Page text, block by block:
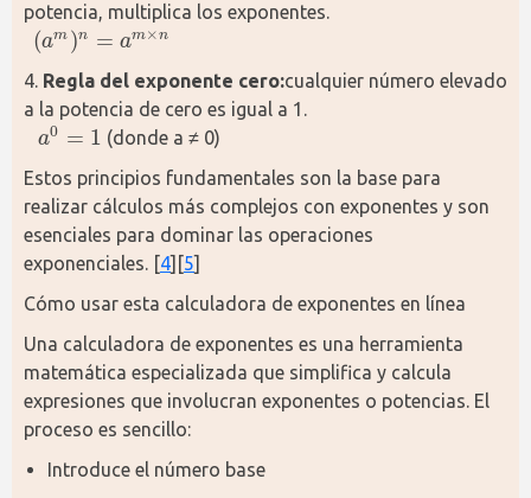
potencia, multiplica los exponentes.
(am )n = am×n
(am) n= am×n
4. Regla del exponente cero:cualquier número elevado
a la potencia de cero es igual a 1.
a0 = 1
a0 =1
(donde a ≠ 0)
Estos principios fundamentales son la base para
realizar cálculos más complejos con exponentes y son
esenciales para dominar las operaciones
exponenciales. [4][5]
Cómo usar esta calculadora de exponentes en línea
Una calculadora de exponentes es una herramienta
matemática especializada que simplifica y calcula
expresiones que involucran exponentes o potencias. El
proceso es sencillo:
Introduce el número base